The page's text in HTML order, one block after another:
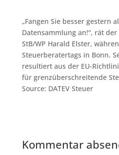
„Fangen Sie besser gestern
Datensammlung an!“, rät
StB/WP Harald Elster,
Steuerberatertags in Bonn.
resultiert aus der EU-
für grenzüberschreitende
Source: DATEV Steuer
Kommentar